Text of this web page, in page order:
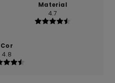
Material
4.7
Cor
4.8